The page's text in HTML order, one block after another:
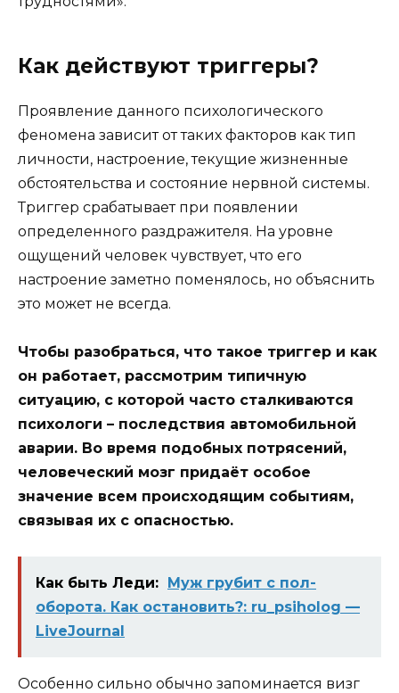
Как действуют триггеры?
Проявление данного психологического
феномена зависит от таких факторов как тип
личности, настроение, текущие жизненные
обстоятельства и состояние нервной системы.
Триггер срабатывает при появлении
определенного раздражителя. На уровне
ощущений человек чувствует, что его
настроение заметно поменялось, но объяснить
это может не всегда.
Чтобы разобраться, что такое триггер и как
он работает, рассмотрим типичную
ситуацию, с которой часто сталкиваются
психологи – последствия автомобильной
аварии. Во время подобных потрясений,
человеческий мозг придаёт особое
значение всем происходящим событиям,
связывая их с опасностью.
Как быть Леди: Муж грубит с пол-
оборота. Как остановить?: ru_psiholog —
LiveJournal
Особенно сильно обычно запоминается визг